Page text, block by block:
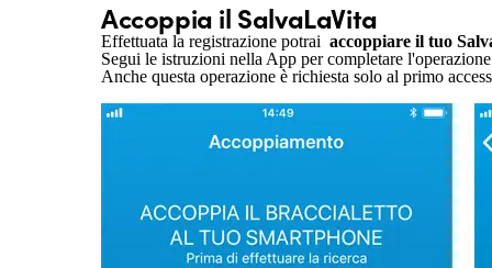
Accoppia il SalvaLaVita
Effettuata la registrazione potrai accoppiare il tuo
Segui le istruzioni nella App per completare
Anche questa operazione è richiesta solo al primo